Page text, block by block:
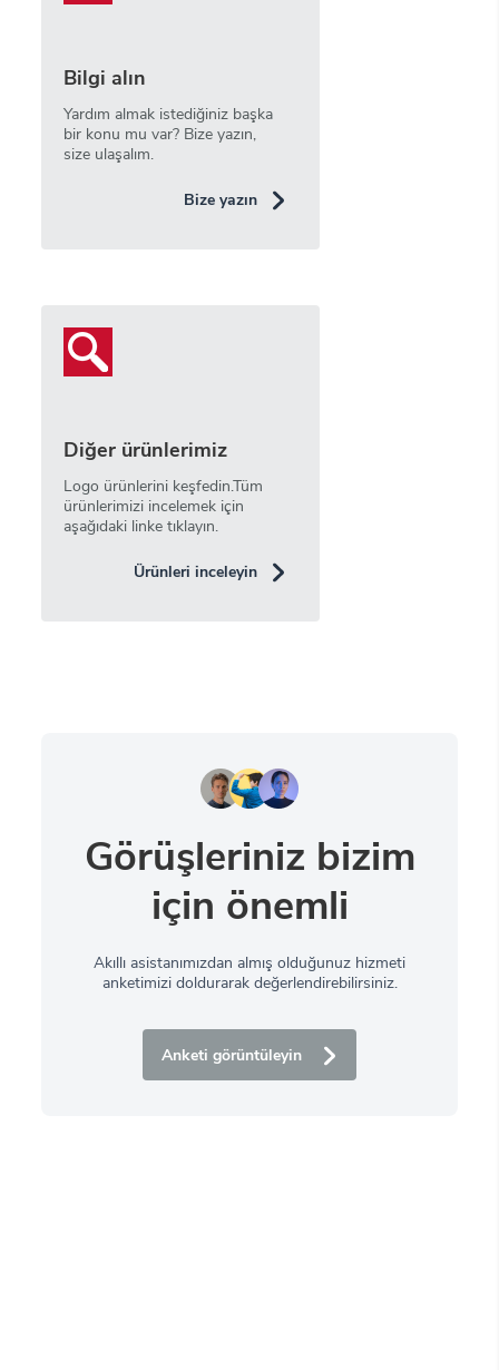
Bilgi alın
Yardım almak istediğiniz başka
bir konu mu var? Bize yazın,
size ulaşalım.
Bize yazın
Diğer ürünlerimiz
Logo ürünlerini keşfedin.Tüm
ürünlerimizi incelemek için
aşağıdaki linke tıklayın.
Ürünleri inceleyin
Görüşleriniz bizim
için önemli
Akıllı asistanımızdan almış olduğunuz hizmeti
anketimizi doldurarak değerlendirebilirsiniz.
Anketi görüntüleyin